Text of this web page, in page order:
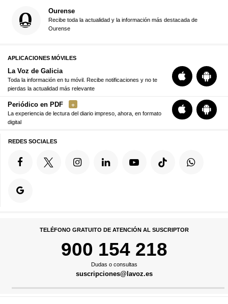
Ourense
Recibe toda la actualidad y la información más destacada de
Ourense
APLICACIONES MÓVILES
La Voz de Galicia
Toda la información en tu móvil. Recibe notificaciones y no te
pierdas la actualidad más relevante
Periódico en PDF
La experiencia de lectura del diario impreso, ahora, en formato
digital
REDES SOCIALES
TELÉFONO GRATUITO DE ATENCIÓN AL SUSCRIPTOR
900 154 218
Dudas o consultas
suscripciones@lavoz.es